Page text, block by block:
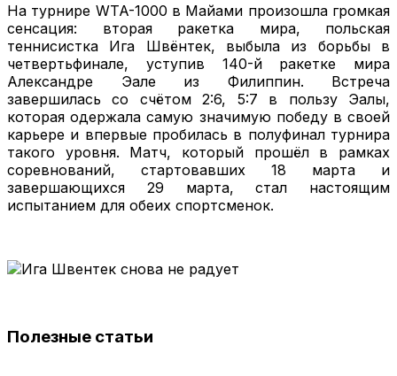
На турнире WTA-1000 в Майами произошла громкая
сенсация: вторая ракетка мира, польская
теннисистка Ига Швёнтек, выбыла из борьбы в
четвертьфинале, уступив 140-й ракетке мира
Александре Эале из Филиппин. Встреча
завершилась со счётом 2:6, 5:7 в пользу Эалы,
которая одержала самую значимую победу в своей
карьере и впервые пробилась в полуфинал турнира
такого уровня. Матч, который прошёл в рамках
соревнований, стартовавших 18 марта и
завершающихся 29 марта, стал настоящим
испытанием для обеих спортсменок.
Полезные статьи